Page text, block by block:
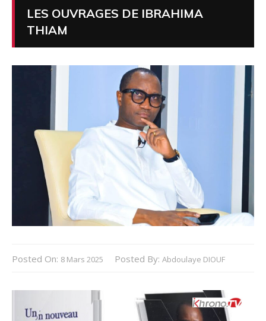
LES OUVRAGES DE IBRAHIMA
THIAM
Posted On: 8 Mars 2025 Posted By: Abdoulaye DIOUF
vidéo